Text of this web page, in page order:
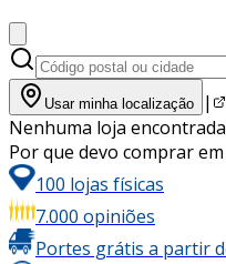
Usar minha localização |
Nenhuma loja encontrada
Por que devo comprar em
100 lojas físicas
7.000 opiniões
Portes grátis a partir